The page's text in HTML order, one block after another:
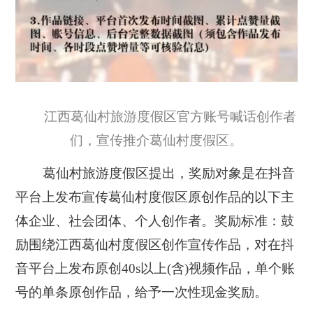
江西葛仙村旅游度假区官方账号喊话创作者
们，宣传推介葛仙村度假区。
葛仙村旅游度假区提出，奖励对象是在抖音
平台上发布宣传葛仙村度假区原创作品的以下主
体企业、社会团体、个人创作者。奖励标准：鼓
励围绕江西葛仙村度假区创作宣传作品，对在抖
音平台上发布原创40s以上(含)视频作品，单个账
号的单条原创作品，给予一次性现金奖励。